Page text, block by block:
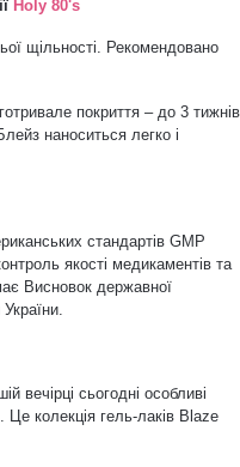
Holy 80's
щільності. Рекомендовано
покриття – до 3 тижнів
наноситься легко і
стандартів GMP
якості медикаментів та
Висновок державної
України.
вечірці сьогодні особливі
Це колекція гель-лаків Blaze